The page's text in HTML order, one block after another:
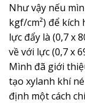
Như vậy nếu
kgf/cm²) để kích
lực đẩy là (0,7 x
về với lực (0,7 x
Mình đã giới
tạo xylanh khí
định một cách